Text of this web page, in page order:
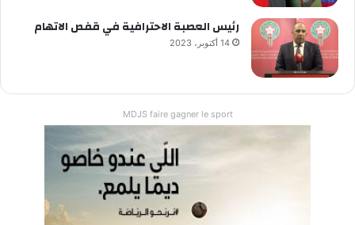
رئيس العصبة الاحترافية في قفص الاتهام
14 أكتوبر، 2023
MDJS faire gagner le sport